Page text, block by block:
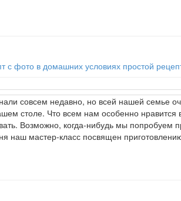
с фото в домашних условиях простой
совсем недавно, но всей нашей семье
столе. Что всем нам особенно нравится
Возможно, когда-нибудь мы попробуем
наш мастер-класс посвящен